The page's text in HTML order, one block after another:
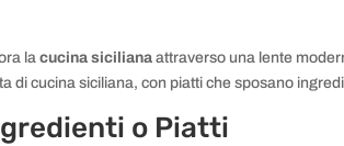
lacucina siciliana attraverso una lente
di cucina siciliana, con piatti che sposano
o Piatti